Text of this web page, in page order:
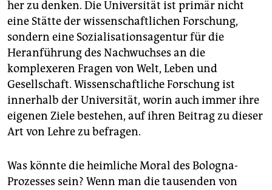
her zu denken. Die Universität ist primär nicht
eine Stätte der wissenschaftlichen Forschung,
sondern eine Sozialisationsagentur für die
Heranführung des Nachwuchses an die
komplexeren Fragen von Welt, Leben und
Gesellschaft. Wissenschaftliche Forschung ist
innerhalb der Universität, worin auch immer ihre
eigenen Ziele bestehen, auf ihren Beitrag zu dieser
Art von Lehre zu befragen.
Was könnte die heimliche Moral des Bologna-
Prozesses sein? Wenn man die tausenden von